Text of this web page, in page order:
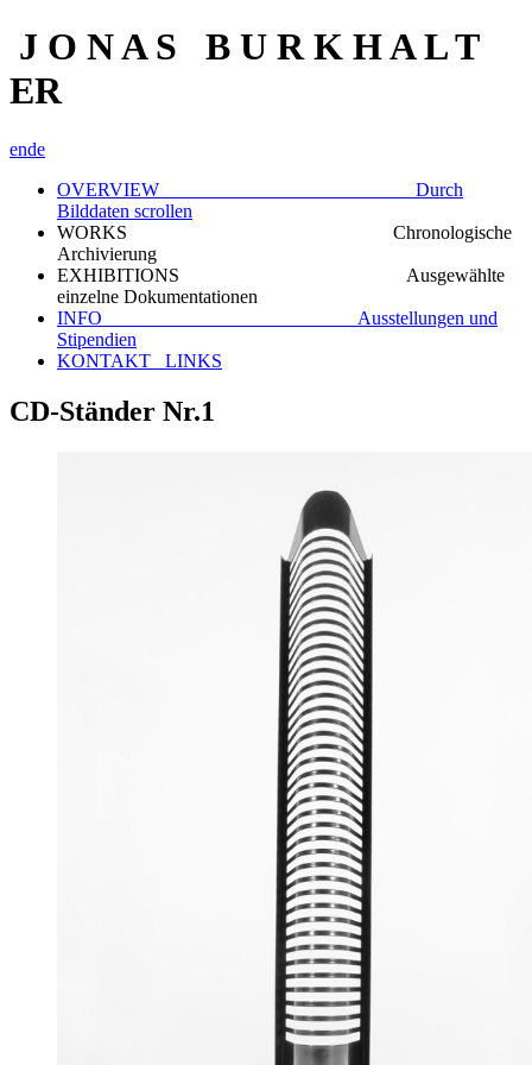
J O N A S B U R K H A L T
ER
ende
OVERVIEW Durch
Bilddaten scrollen
WORKS Chronologische
Archivierung
EXHIBITIONS Ausgewählte
einzelne Dokumentationen
INFO Ausstellungen und
Stipendien
KONTAKT_ LINKS
CD-Ständer Nr.1